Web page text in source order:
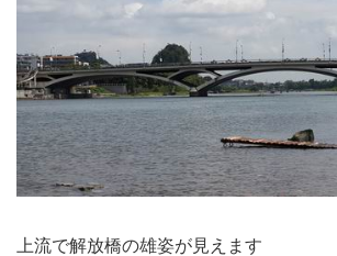
上流で解放橋の雄姿が見えます